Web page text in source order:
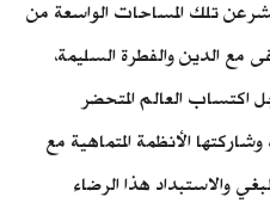
تلك المساحات الواسعة من
مع الدين والفطرة السليمة،
اكتساب العالم المتحضر
الأنظمة المتماهية مع
والاستبداد هذا الرضاء